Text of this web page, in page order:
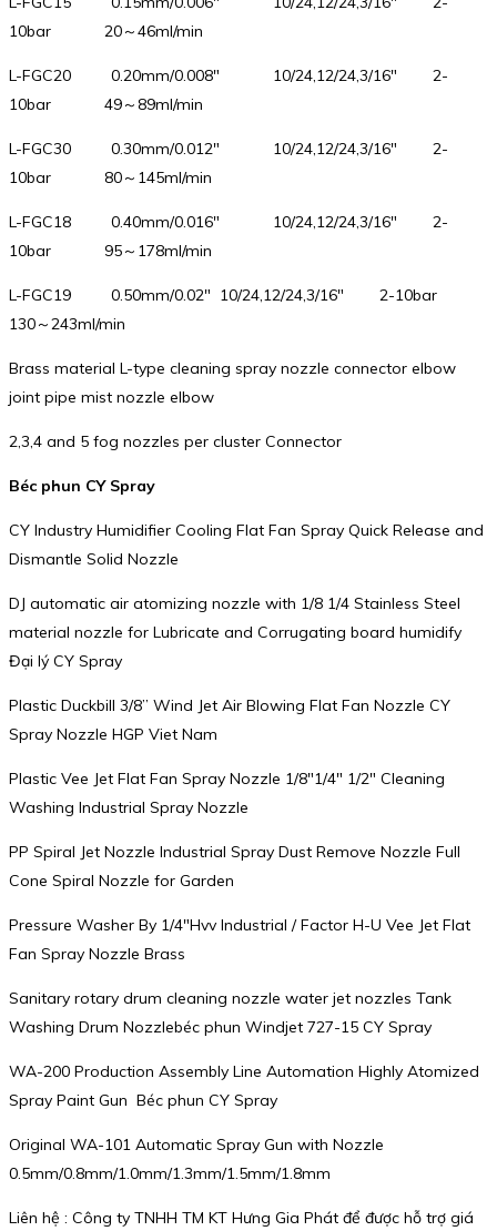
10bar 20～46ml/min
L-FGC20 0.20mm/0.008″ 10/24,12/24,3/16″ 2-
10bar 49～89ml/min
L-FGC30 0.30mm/0.012″ 10/24,12/24,3/16″ 2-
10bar 80～145ml/min
L-FGC18 0.40mm/0.016″ 10/24,12/24,3/16″ 2-
10bar 95～178ml/min
L-FGC19 0.50mm/0.02″ 10/24,12/24,3/16″ 2-10bar
130～243ml/min
Brass material L-type cleaning spray nozzle connector elbow
joint pipe mist nozzle elbow
2,3,4 and 5 fog nozzles per cluster Connector
Béc phun CY Spray
CY Industry Humidifier Cooling Flat Fan Spray Quick Release and
Dismantle Solid Nozzle
DJ automatic air atomizing nozzle with 1/8 1/4 Stainless Steel
material nozzle for Lubricate and Corrugating board humidify
Đại lý CY Spray
Plastic Duckbill 3/8” Wind Jet Air Blowing Flat Fan Nozzle CY
Spray Nozzle HGP Viet Nam
Plastic Vee Jet Flat Fan Spray Nozzle 1/8″1/4″ 1/2″ Cleaning
Washing Industrial Spray Nozzle
PP Spiral Jet Nozzle Industrial Spray Dust Remove Nozzle Full
Cone Spiral Nozzle for Garden
Pressure Washer By 1/4″Hvv Industrial / Factor H-U Vee Jet Flat
Fan Spray Nozzle Brass
Sanitary rotary drum cleaning nozzle water jet nozzles Tank
Washing Drum Nozzlebéc phun Windjet 727-15 CY Spray
WA-200 Production Assembly Line Automation Highly Atomized
Spray Paint Gun Béc phun CY Spray
Original WA-101 Automatic Spray Gun with Nozzle
0.5mm/0.8mm/1.0mm/1.3mm/1.5mm/1.8mm
Liên hệ : Công ty TNHH TM KT Hưng Gia Phát để được hỗ trợ giá